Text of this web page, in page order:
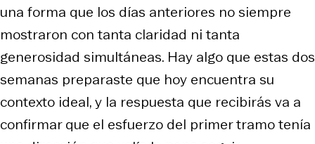
una forma que los días anteriores no siempre
mostraron con tanta claridad ni tanta
generosidad simultáneas. Hay algo que estas dos
semanas preparaste que hoy encuentra su
contexto ideal, y la respuesta que recibirás va a
confirmar que el esfuerzo del primer tramo tenía